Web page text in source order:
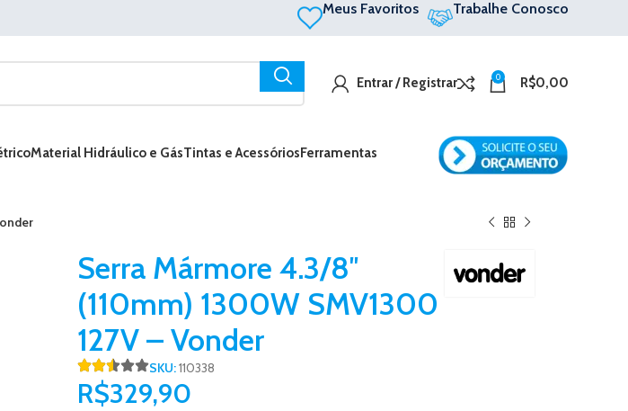
Meus Favoritos Trabalhe Conosco
Entrar / Registrar 0 R$0,00
Material Hidráulico e GásTintas e AcessóriosFerramentas
Serra Mármore 4.3/8″
(110mm) 1300W SMV1300
127V – Vonder
SKU:110338
R$329,90